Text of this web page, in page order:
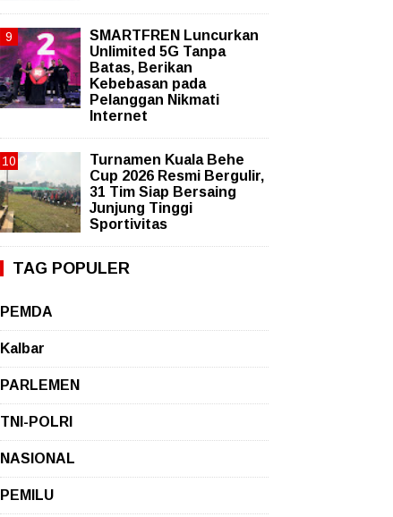
SMARTFREN Luncurkan
Unlimited 5G Tanpa
Batas, Berikan
Kebebasan pada
Pelanggan Nikmati
Internet
Turnamen Kuala Behe
Cup 2026 Resmi Bergulir,
31 Tim Siap Bersaing
Junjung Tinggi
Sportivitas
TAG POPULER
PEMDA
Kalbar
PARLEMEN
TNI-POLRI
NASIONAL
PEMILU